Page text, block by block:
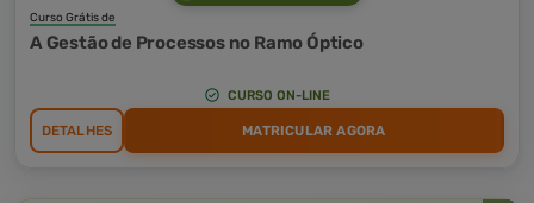
Curso Grátis de
A Gestão de Processos no Ramo Óptico
CURSO ON-LINE
DETALHES MATRICULAR AGORA